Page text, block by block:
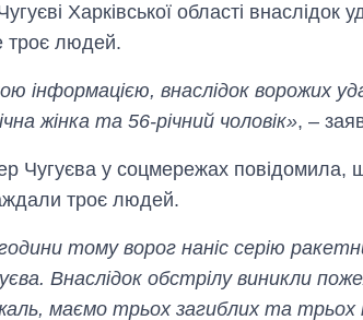
Харківської області внаслідок
людей.
інформацією, внаслідок ворожих
жінка та 56-річний чоловік», –
Чугуєва у соцмережах повідомила,
троє людей.
тому ворог наніс серію
Внаслідок обстрілу виникли
маємо трьох загиблих та трьох